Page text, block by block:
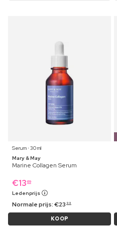
Serum ⋅ 30 ml
Mary & May
Marine Collagen Serum
€13 69
Ledenprijs
Normale prijs:€23 99
KOOP